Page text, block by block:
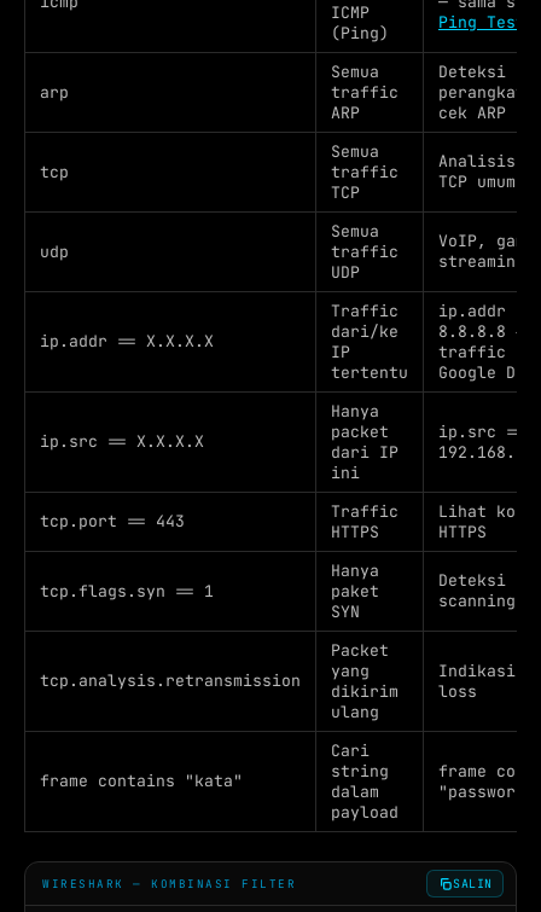
ICMP
(Ping)
Ping Test
arp
Semua
traffic
ARP
Deteksi
perangkat
cek ARP
tcp
Semua
traffic
TCP
Analisis
TCP umum
udp
Semua
traffic
UDP
VoIP,
streaming
ip.addr == X.X.X.X
Traffic
dari/ke
IP
tertentu
ip.addr ==
8.8.8.8 →
traffic ke
Google DNS
ip.src == X.X.X.X
Hanya
packet
dari IP
ini
ip.src ==
tcp.port == 443
Traffic
HTTPS
Lihat
HTTPS
tcp.flags.syn == 1
Hanya
paket
SYN
Deteksi
scanning
tcp.analysis.retransmission
Packet
yang
dikirim
ulang
Indikasi
loss
frame contains "kata"
Cari
string
dalam
payload
frame
"password"
WIRESHARK — KOMBINASI FILTER SALIN